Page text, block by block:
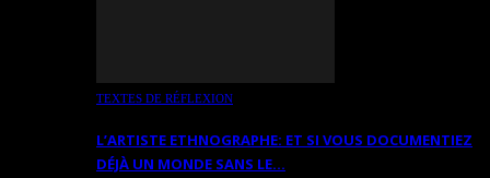
TEXTES DE RÉFLEXION
L’ARTISTE ETHNOGRAPHE: ET SI VOUS DOCUMENTIEZ
DÉJÀ UN MONDE SANS LE…